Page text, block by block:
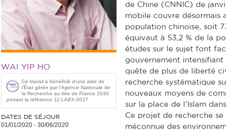
WAI YIP HO
Ce travail a bénéficié d'une aide de
l’État gérée par l'Agence Nationale de
la Recherche au titre de France 2030
portant la référence 11-LABX-0027
DATES DE SÉJOUR
01/01/2020 - 30/06/2020
de Chine (CNNIC) de
mobile couvre désormais
population chinoise, soit
équivaut à 53,2 % de la
études sur le sujet font
gouvernement intensifiant
quête de plus de liberté
recherche systématique
nouveaux moyens de
sur la place de l’Islam
Ce projet de recherche se
méconnue des